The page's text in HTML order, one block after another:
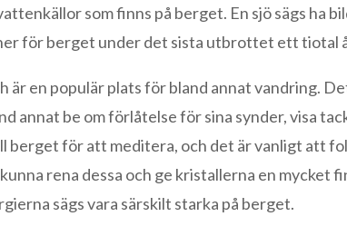
som finns på berget. En sjö sägs ha
för berget under det sista utbrottet ett tiotal
är en populär plats för bland annat vandring.
annat be om förlåtelse för sina synder, visa
för att meditera, och det är vanligt att
rena dessa och ge kristallerna en mycket
sägs vara särskilt starka på berget.